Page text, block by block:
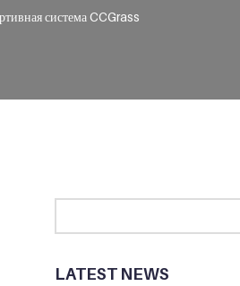
система CCGrass
LATEST NEWS